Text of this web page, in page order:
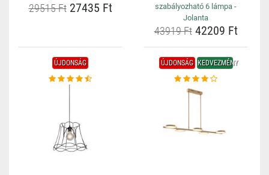
29515 Ft27435 Ft
szabályozható 6 lámpa -
Jolanta
43919 Ft42209 Ft
ÚJDONSÁG ÚJDONSÁG KEDVEZMÉNY